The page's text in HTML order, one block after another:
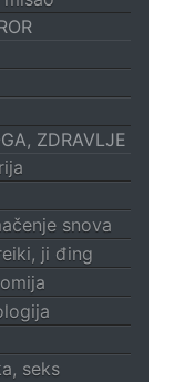
ZDRAVLJE
snova
ji đing
seks